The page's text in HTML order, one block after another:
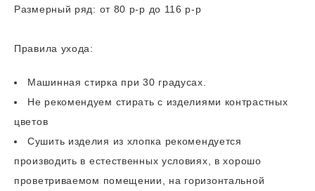
Размерный ряд: от 80 р-р до 116 р-р
Правила ухода:
Машинная стирка при 30 градусах.
Не рекомендуем стирать с изделиями контрастных
цветов
Сушить изделия из хлопка рекомендуется
производить в естественных условиях, в хорошо
проветриваемом помещении, на горизонтальной